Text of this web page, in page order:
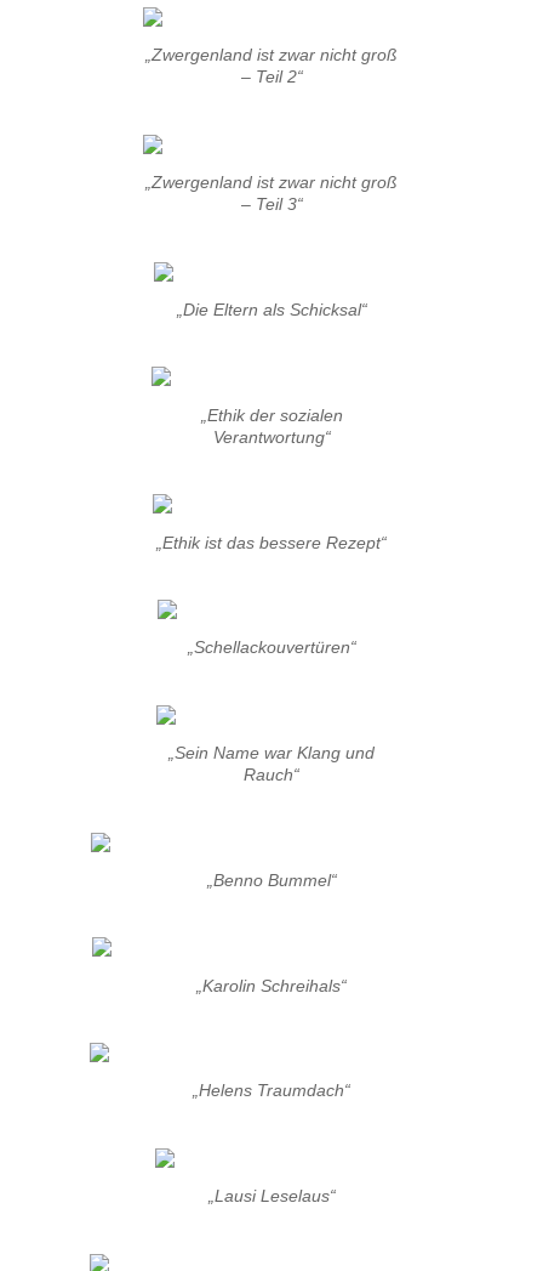
„Zwergenland ist zwar nicht groß
– Teil 2“
„Zwergenland ist zwar nicht groß
– Teil 3“
„Die Eltern als Schicksal“
„Ethik der sozialen
Verantwortung“
„Ethik ist das bessere Rezept“
„Schellackouvertüren“
„Sein Name war Klang und
Rauch“
„Benno Bummel“
„Karolin Schreihals“
„Helens Traumdach“
„Lausi Leselaus“